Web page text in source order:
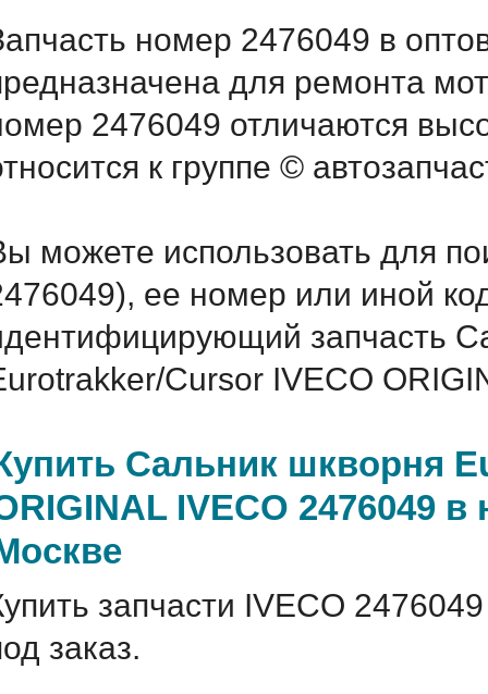
номер 2476049 в
для ремонта
2476049 отличаются
к группе ©
можете использовать для
ее номер или иной
запчасть
Cursor IVECO
Сальник шкворня
IVECO 2476049
запчасти IVECO
заказ.